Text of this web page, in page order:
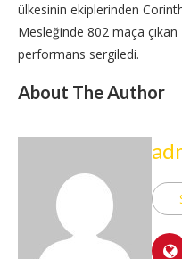
ülkesinin ekiplerinden
Mesleğinde 802 maça
performans sergiledi.
About The Author